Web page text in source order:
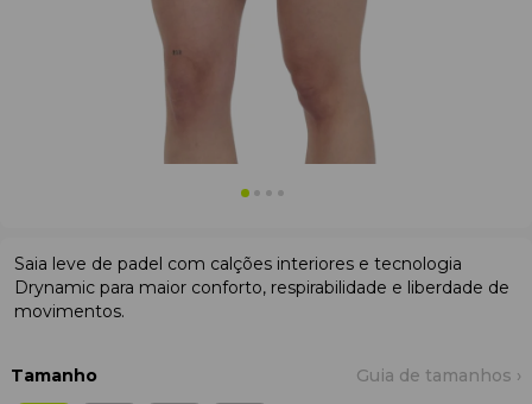
Saia leve de padel com calções interiores e tecnologia
Drynamic para maior conforto, respirabilidade e liberdade de
movimentos.
Tamanho Guia de tamanhos ›